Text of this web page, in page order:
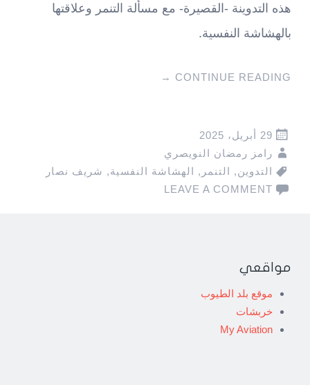
هذه التدوينة -القصيرة- مع مسألة التنمر وعلاقتها
بالهشاشة النفسية.
CONTINUE READING
→
29 أبريل، 2025
رامز رمضان النويصري
التدوين, التنمر , الهشاشة النفسية, شريف نصار
LEAVE A COMMENT
مواقعي
موقع بلد الطيوب
خربشات
My Aviation